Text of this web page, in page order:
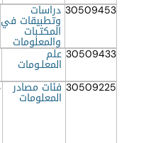
30509453 دراسات
وتطبيقات في
المكتـبات
والمعلومات
30509433 علم
المعلـومات
30509225 فئات مصادر
المعلومات